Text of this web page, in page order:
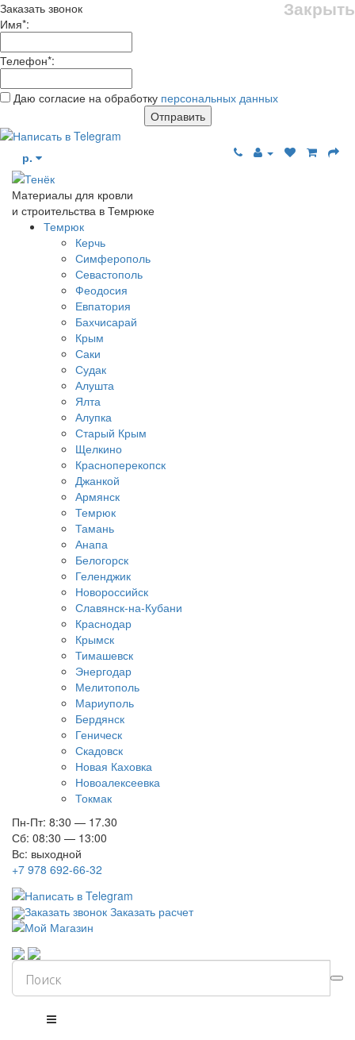
Закрыть
Заказать звонок
Имя*:
Телефон*:
Даю согласие на обработку персональных данных
Отправить
р.
Материалы для кровли
и строительства в Темрюке
Темрюк
Керчь
Симферополь
Севастополь
Феодосия
Евпатория
Бахчисарай
Крым
Саки
Судак
Алушта
Ялта
Алупка
Старый Крым
Щелкино
Красноперекопск
Джанкой
Армянск
Темрюк
Тамань
Анапа
Белогорск
Геленджик
Новороссийск
Славянск-на-Кубани
Краснодар
Крымск
Тимашевск
Энергодар
Мелитополь
Мариуполь
Бердянск
Геническ
Скадовск
Новая Каховка
Новоалексеевка
Токмак
Пн-Пт: 8:30 — 17.30
Сб: 08:30 — 13:00
Вс: выходной
+7 978 692-66-32
Заказать звонок Заказать расчет